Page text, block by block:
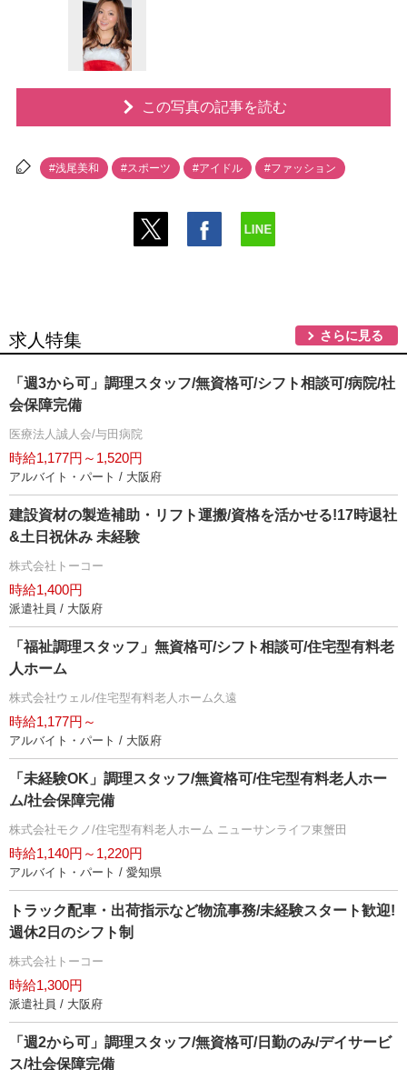
この写真の記事を読む
#浅尾美和 #スポーツ #アイドル #ファッション
求人特集 さらに見る
「週3から可」調理スタッフ/無資格可/シフト相談可/病院/社
会保障完備
医療法人誠人会/与田病院
時給1,177円～1,520円
アルバイト・パート / 大阪府
建設資材の製造補助・リフト運搬/資格を活かせる!17時退社
&土日祝休み 未経験
株式会社トーコー
時給1,400円
派遣社員 / 大阪府
「福祉調理スタッフ」無資格可/シフト相談可/住宅型有料老
人ホーム
株式会社ウェル/住宅型有料老人ホーム久遠
時給1,177円～
アルバイト・パート / 大阪府
「未経験OK」調理スタッフ/無資格可/住宅型有料老人ホー
ム/社会保障完備
株式会社モクノ/住宅型有料老人ホーム ニューサンライフ東蟹田
時給1,140円～1,220円
アルバイト・パート / 愛知県
トラック配車・出荷指示など物流事務/未経験スタート歓迎!
週休2日のシフト制
株式会社トーコー
時給1,300円
派遣社員 / 大阪府
「週2から可」調理スタッフ/無資格可/日勤のみ/デイサービ
ス/社会保障完備